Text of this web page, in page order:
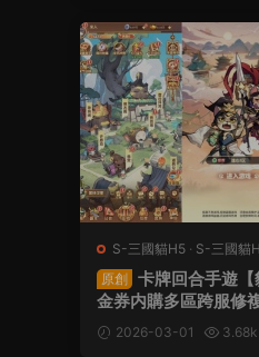
S-三國貓H5 · S-三國貓
遊服務端
原創
卡牌回合手遊
金券内購多區跨服修
服務端+新管理後台+
+視頻架設教程
2026-03-01 3.68k